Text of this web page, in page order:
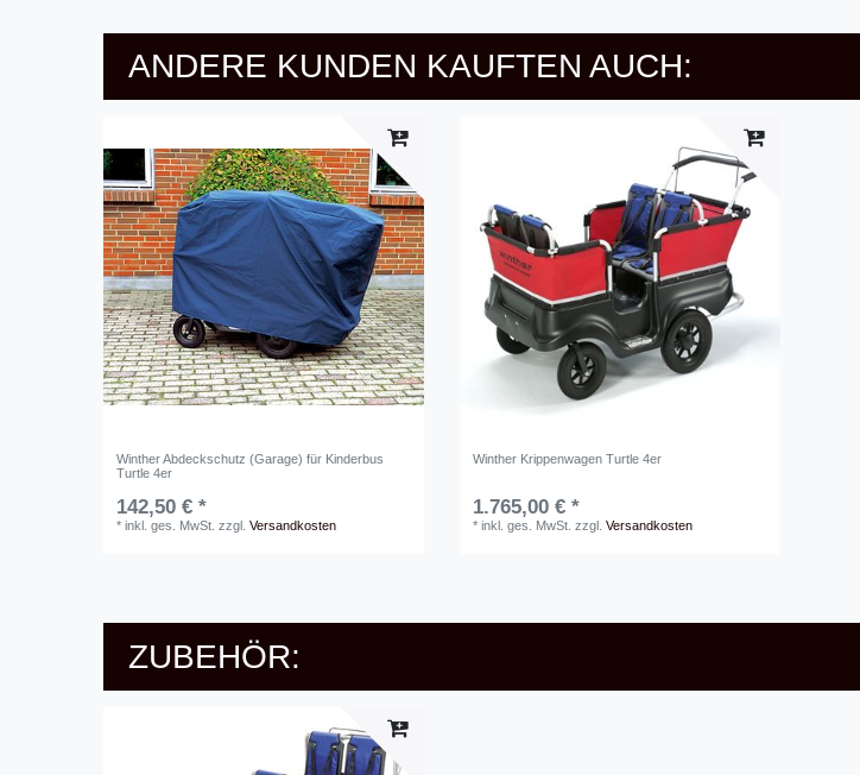
ANDERE KUNDEN KAUFTEN AUCH:
Winther Abdeckschutz (Garage) für Kinderbus
Turtle 4er
142,50 € *
*inkl. ges. MwSt. zzgl.Versandkosten
Winther Krippenwagen Turtle 4er
1.765,00 € *
*inkl. ges. MwSt. zzgl.Versandkosten
ZUBEHÖR: